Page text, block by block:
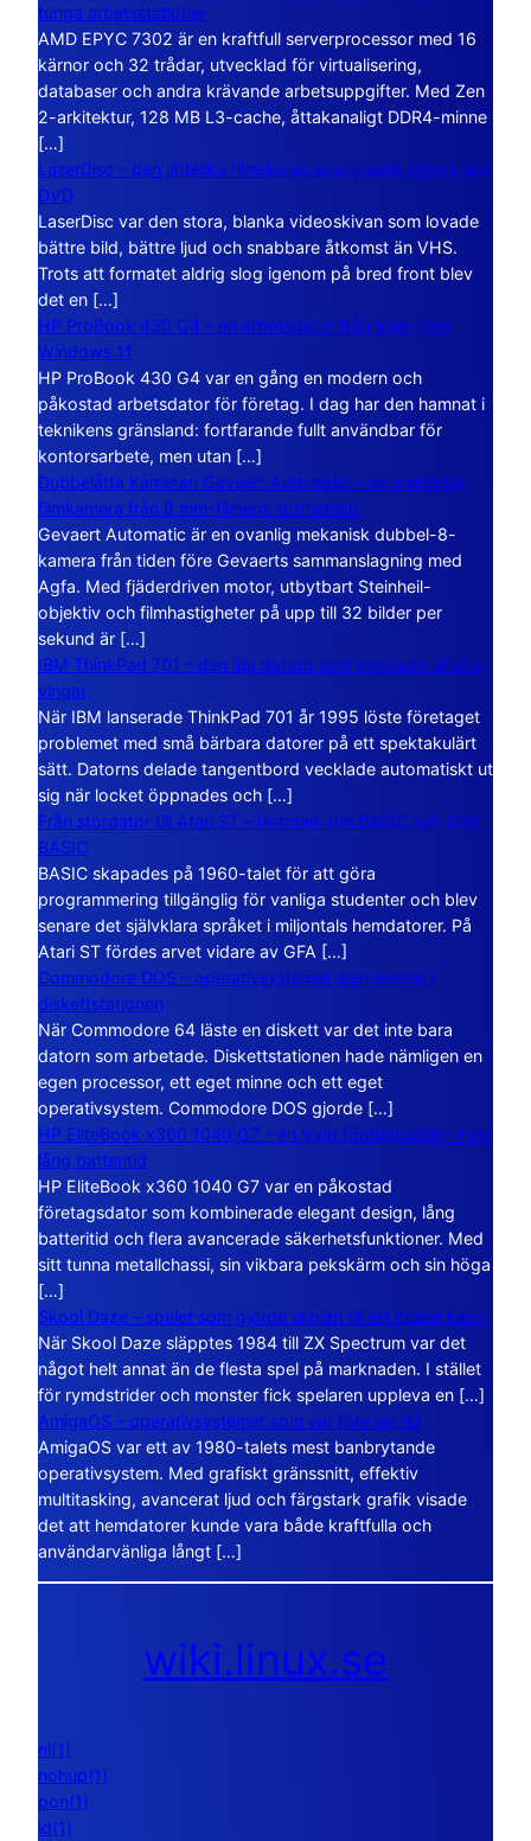
tunga arbetsstationer
AMD EPYC 7302 är en kraftfull serverprocessor med 16
kärnor och 32 trådar, utvecklad för virtualisering,
databaser och andra krävande arbetsuppgifter. Med Zen
2-arkitektur, 128 MB L3-cache, åttakanaligt DDR4-minne
[…]
LaserDisc – den jättelika filmskivan som visade vägen mot
DVD
LaserDisc var den stora, blanka videoskivan som lovade
bättre bild, bättre ljud och snabbare åtkomst än VHS.
Trots att formatet aldrig slog igenom på bred front blev
det en […]
HP ProBook 430 G4 – en arbetsdator från tiden före
Windows 11
HP ProBook 430 G4 var en gång en modern och
påkostad arbetsdator för företag. I dag har den hamnat i
teknikens gränsland: fortfarande fullt användbar för
kontorsarbete, men utan […]
Dubbelåtta Kameran Gevaert Automatic – en mekanisk
filmkamera från 8 mm-filmens storhetstid
Gevaert Automatic är en ovanlig mekanisk dubbel-8-
kamera från tiden före Gevaerts sammanslagning med
Agfa. Med fjäderdriven motor, utbytbart Steinheil-
objektiv och filmhastigheter på upp till 32 bilder per
sekund är […]
IBM ThinkPad 701 – den lilla datorn som vecklade ut sina
vingar
När IBM lanserade ThinkPad 701 år 1995 löste företaget
problemet med små bärbara datorer på ett spektakulärt
sätt. Datorns delade tangentbord vecklade automatiskt ut
sig när locket öppnades och […]
Från stordator till Atari ST – historien om BASIC och GFA
BASIC
BASIC skapades på 1960-talet för att göra
programmering tillgänglig för vanliga studenter och blev
senare det självklara språket i miljontals hemdatorer. På
Atari ST fördes arvet vidare av GFA […]
Commodore DOS – operativsystemet som bodde i
diskettstationen
När Commodore 64 läste en diskett var det inte bara
datorn som arbetade. Diskettstationen hade nämligen en
egen processor, ett eget minne och ett eget
operativsystem. Commodore DOS gjorde […]
HP EliteBook x360 1040 G7 – en lyxig företagsdator med
lång batteritid
HP EliteBook x360 1040 G7 var en påkostad
företagsdator som kombinerade elegant design, lång
batteritid och flera avancerade säkerhetsfunktioner. Med
sitt tunna metallchassi, sin vikbara pekskärm och sin höga
[…]
Skool Daze – spelet som gjorde skolan till ett öppet kaos
När Skool Daze släpptes 1984 till ZX Spectrum var det
något helt annat än de flesta spel på marknaden. I stället
för rymdstrider och monster fick spelaren uppleva en […]
AmigaOS – operativsystemet som var före sin tid
AmigaOS var ett av 1980-talets mest banbrytande
operativsystem. Med grafiskt gränssnitt, effektiv
multitasking, avancerat ljud och färgstark grafik visade
det att hemdatorer kunde vara både kraftfulla och
användarvänliga långt […]
wiki.linux.se
nl(1)
nohup(1)
pon(1)
ld(1)